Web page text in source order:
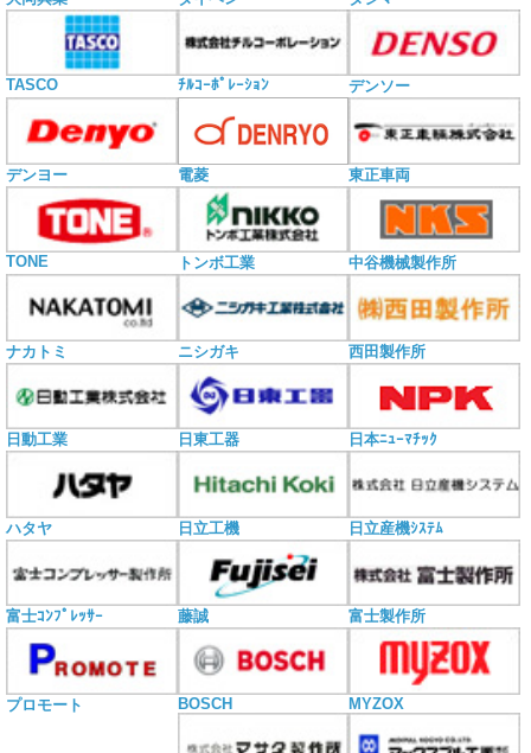
TASCO ﾁﾙｺｰﾎﾟﾚｰｼｮﾝ デンソー
デンヨー 電菱 東正車両
TONE トンボ工業 中谷機械製作所
ナカトミ ニシガキ 西田製作所
日動工業 日東工器 日本ﾆｭｰﾏﾁｯｸ
ハタヤ 日立工機 日立産機ｼｽﾃﾑ
富士ｺﾝﾌﾟﾚｯｻｰ 藤誠 富士製作所
プロモート BOSCH MYZOX